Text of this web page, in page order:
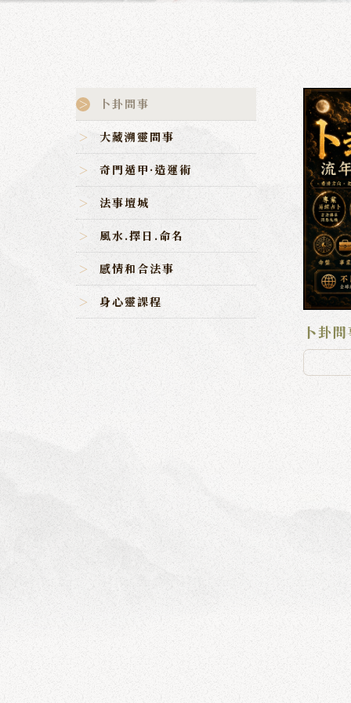
卜卦問事
大藏溯靈問事
奇門遁甲·造運術
法事壇城
風水.擇日.命名
感情和合法事
身心靈課程
卜卦